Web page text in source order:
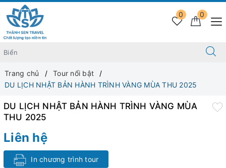
0
0
Trang chủ
Tour nổi bật
DU LỊCH NHẬT BẢN HÀNH TRÌNH VÀNG MÙA THU 2025
DU LỊCH NHẬT BẢN HÀNH TRÌNH VÀNG MÙA
THU 2025
Liên hệ
In chương trình tour